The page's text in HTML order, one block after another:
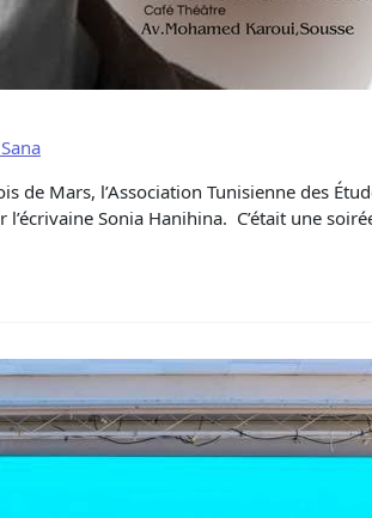
Mars, l’Association Tunisienne des
Sonia Hanihina. C’était une